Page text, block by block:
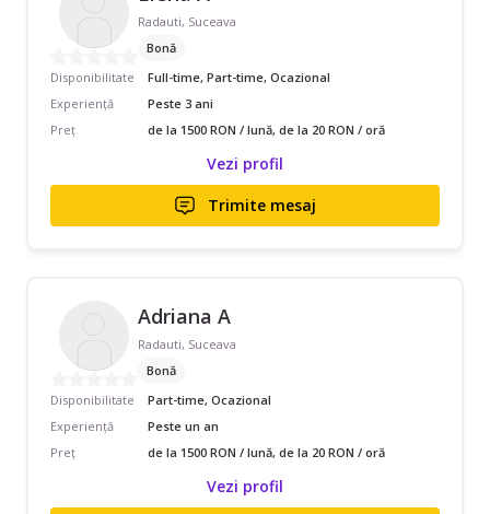
Radauti, Suceava
Bonă
Disponibilitate
Full-time, Part-time, Ocazional
Experiență
Peste 3 ani
Preț
de la 1500 RON / lună, de la 20 RON / oră
Vezi profil
Trimite mesaj
Adriana A
Radauti, Suceava
Bonă
Disponibilitate
Part-time, Ocazional
Experiență
Peste un an
Preț
de la 1500 RON / lună, de la 20 RON / oră
Vezi profil